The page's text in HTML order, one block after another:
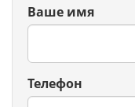
Ваше имя
Телефон